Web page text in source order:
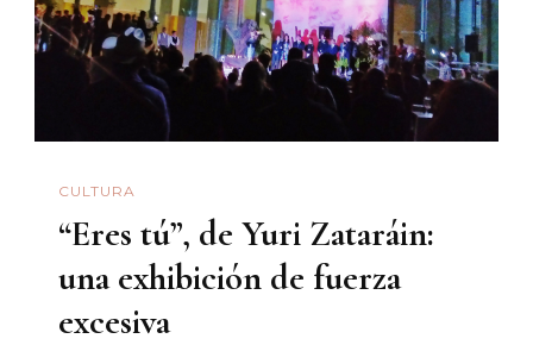
Abigael
Bohórquez
VIII
CULTURA
“Eres tú”, de Yuri Zataráin:
una exhibición de fuerza
excesiva